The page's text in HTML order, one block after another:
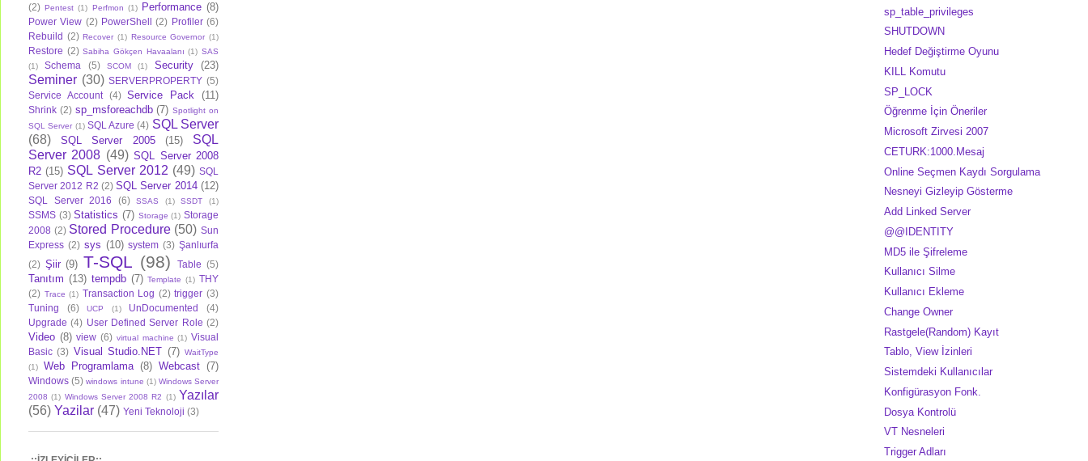
(2) Pentest (1) Perfmon (1) Performance (8)
Power View (2) PowerShell (2) Profiler (6)
Rebuild (2) Recover (1) Resource Governor (1)
Restore (2) Sabiha Gökçen Havaalanı (1) SAS
(1)
Schema (5) SCOM (1) Security (23)
Seminer (30) SERVERPROPERTY (5)
Service Account
(4) Service Pack (11)
Shrink (2) sp_msforeachdb (7) Spotlight on
SQL Server (1) SQL Azure (4) SQL Server
(68)
SQL Server 2005 (15)
SQL
Server 2008 (49) SQL Server 2008
R2 (15) SQL Server 2012 (49) SQL
Server 2012 R2 (2) SQL Server 2014 (12)
SQL Server 2016 (6) SSAS (1) SSDT (1)
SSMS (3) Statistics (7) Storage (1) Storage
2008 (2) Stored Procedure (50) Sun
Express (2) sys (10) system (3) Şanlıurfa
(2) Şiir (9) T-SQL (98) Table (5)
Tanıtım (13) tempdb (7) Template (1) THY
(2) Trace (1) Transaction Log (2) trigger (3)
Tuning
(6) UCP (1) UnDocumented
(4)
Upgrade (4) User Defined Server Role (2)
Video (8) view (6) virtual machine (1) Visual
Basic (3) Visual Studio.NET (7) WaitType
(1)
Web Programlama (8) Webcast (7)
Windows (5) windows intune (1) Windows Server
2008 (1) Windows Server 2008 R2 (1) Yazılar
(56) Yazilar (47) Yeni Teknoloji (3)
sp_table_privileges
SHUTDOWN
Hedef Değiştirme Oyunu
KILL Komutu
SP_LOCK
Öğrenme İçin Öneriler
Microsoft Zirvesi 2007
CETURK:1000.Mesaj
Online Seçmen Kaydı Sorgulama
Nesneyi Gizleyip Gösterme
Add Linked Server
@@IDENTITY
MD5 ile Şifreleme
Kullanıcı Silme
Kullanıcı Ekleme
Change Owner
Rastgele(Random) Kayıt
Tablo, View İzinleri
Sistemdeki Kullanıcılar
Konfigürasyon Fonk.
Dosya Kontrolü
VT Nesneleri
Trigger Adları